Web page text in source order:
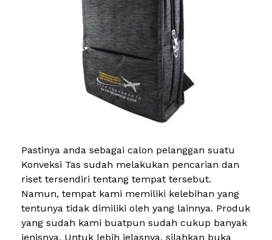
Pastinya anda sebagai calon pelanggan suatu
Konveksi Tas sudah melakukan pencarian dan
riset tersendiri tentang tempat tersebut.
Namun, tempat kami memiliki kelebihan yang
tentunya tidak dimiliki oleh yang lainnya. Produk
yang sudah kami buatpun sudah cukup banyak
jenisnya. Untuk lebih jelasnya, silahkan buka